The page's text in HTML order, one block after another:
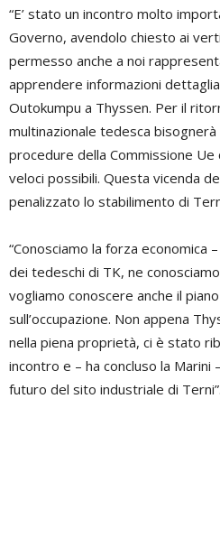
“E’ stato un incontro molto
Governo, avendolo chiesto ai
permesso anche a noi
apprendere informazioni
Outokumpu a Thyssen. Per il
multinazionale tedesca
procedure della Commissione Ue
veloci possibili. Questa vicenda
penalizzato lo stabilimento di
“Conosciamo la forza economica
dei tedeschi di TK, ne
vogliamo conoscere anche il
sull’occupazione. Non appena
nella piena proprietà, ci è stato
incontro e – ha concluso la
futuro del sito industriale di Terni”.